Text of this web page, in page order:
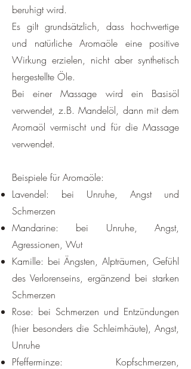
beruhigt wird.
Es gilt grundsätzlich, dass hochwertige
und natürliche Aromaöle eine positive
Wirkung erzielen, nicht aber synthetisch
hergestellte Öle.
Bei einer Massage wird ein Basisöl
verwendet, z.B. Mandelöl, dann mit dem
Aromaöl vermischt und für die Massage
verwendet.
Beispiele für Aromaöle:
Lavendel: bei Unruhe, Angst und
Schmerzen
Mandarine: bei Unruhe, Angst,
Agressionen, Wut
Kamille: bei Ängsten, Alpträumen, Gefühl
des Verlorenseins, ergänzend bei starken
Schmerzen
Rose: bei Schmerzen und Entzündungen
(hier besonders die Schleimhäute), Angst,
Unruhe
Pfefferminze: Kopfschmerzen,